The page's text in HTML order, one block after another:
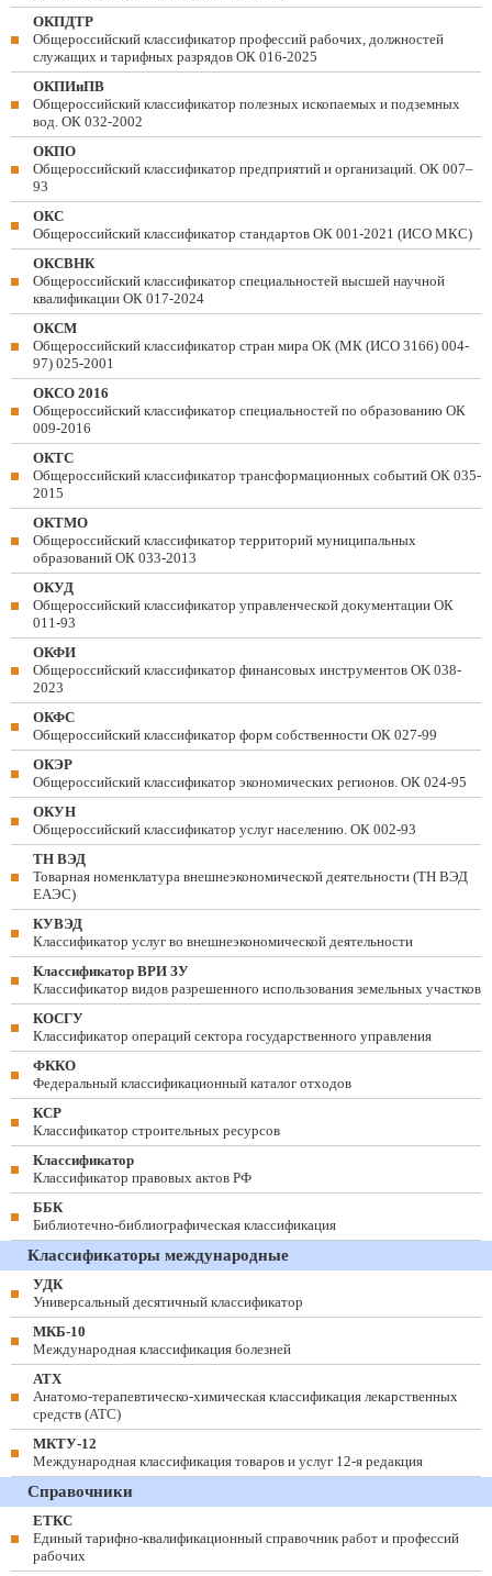
ОКПДТР
Общероссийский классификатор профессий рабочих, должностей
служащих и тарифных разрядов ОК 016-2025
ОКПИиПВ
Общероссийский классификатор полезных ископаемых и подземных
вод. ОК 032-2002
ОКПО
Общероссийский классификатор предприятий и организаций. ОК 007–
93
ОКС
Общероссийский классификатор стандартов ОК 001-2021 (ИСО МКС)
ОКСВНК
Общероссийский классификатор специальностей высшей научной
квалификации ОК 017-2024
ОКСМ
Общероссийский классификатор стран мира ОК (МК (ИСО 3166) 004-
97) 025-2001
ОКСО 2016
Общероссийский классификатор специальностей по образованию ОК
009-2016
ОКТС
Общероссийский классификатор трансформационных событий ОК 035-
2015
ОКТМО
Общероссийский классификатор территорий муниципальных
образований ОК 033-2013
ОКУД
Общероссийский классификатор управленческой документации ОК
011-93
ОКФИ
Общероссийский классификатор финансовых инструментов OK 038-
2023
ОКФС
Общероссийский классификатор форм собственности ОК 027-99
ОКЭР
Общероссийский классификатор экономических регионов. ОК 024-95
ОКУН
Общероссийский классификатор услуг населению. ОК 002-93
ТН ВЭД
Товарная номенклатура внешнеэкономической деятельности (ТН ВЭД
ЕАЭС)
КУВЭД
Классификатор услуг во внешнеэкономической деятельности
Классификатор ВРИ ЗУ
Классификатор видов разрешенного использования земельных участков
КОСГУ
Классификатор операций сектора государственного управления
ФККО
Федеральный классификационный каталог отходов
КСР
Классификатор строительных ресурсов
Классификатор
Классификатор правовых актов РФ
ББК
Библиотечно-библиографическая классификация
Классификаторы международные
УДК
Универсальный десятичный классификатор
МКБ-10
Международная классификация болезней
АТХ
Анатомо-терапевтическо-химическая классификация лекарственных
средств (ATC)
МКТУ-12
Международная классификация товаров и услуг 12-я редакция
Справочники
ЕТКС
Единый тарифно-квалификационный справочник работ и профессий
рабочих